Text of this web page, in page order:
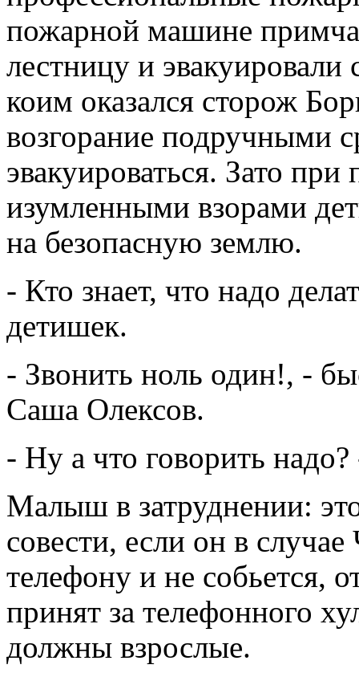
пожарной машине
лестницу и эвакуировали
коим оказался сторож
возгорание подручными
эвакуироваться. Зато
изумленными взорами
на безопасную землю.
- Кто знает, что надо
детишек.
- Звонить ноль один!, -
Саша Олексов.
- Ну а что говорить
Малыш в затруднении:
совести, если он в
телефону и не собьется,
принят за телефонного
должны взрослые.